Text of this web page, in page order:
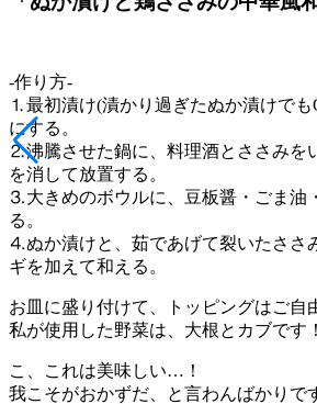
-作り方-
⒈最初漬け(漬かり過ぎたぬか漬けでも
にする。
⒉沸騰させた鍋に、料理酒とささみを
を消して放置する。
⒊大きめのボウルに、豆板醤・ごま油
る。
⒋ぬか漬けと、茹であげて裂いたささ
ギを加えて和える。
お皿に盛り付けて、トッピングはご自
私が使用した野菜は、大根とカブです！
こ、これは美味しい…！
我こそがおかずだ、と言わんばかりで